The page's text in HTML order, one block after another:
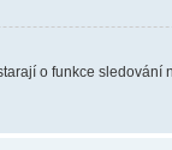
o funkce